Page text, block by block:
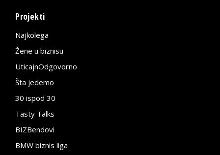
Projekti
Najkolega
Žene u biznisu
UticajnOdgovorno
Šta jedemo
30 ispod 30
Tasty Talks
BIZBendovi
BMW biznis liga